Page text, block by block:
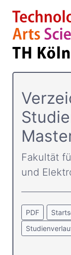
Fakultät
und
PDF